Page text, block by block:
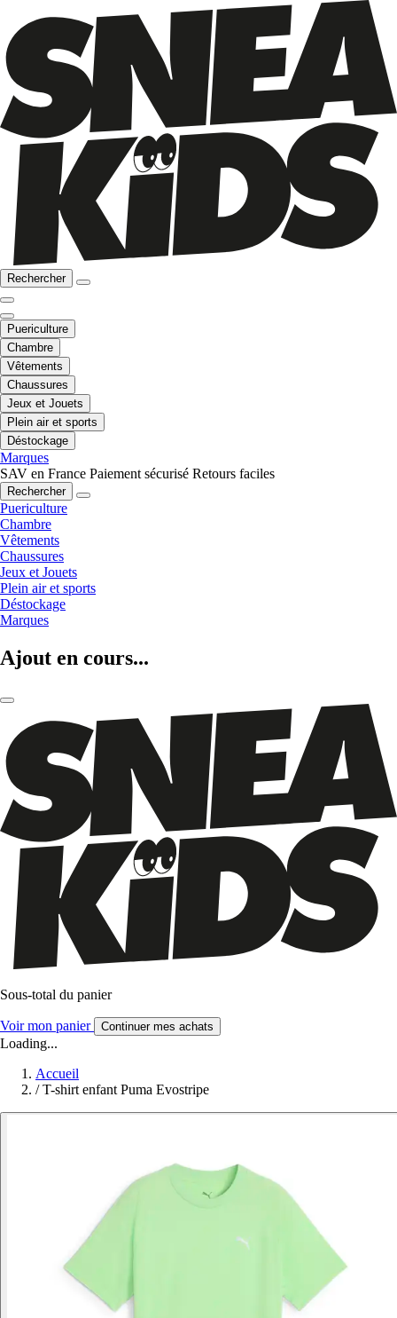
Rechercher
Puericulture
Chambre
Vêtements
Chaussures
Jeux et Jouets
Plein air et sports
Déstockage
Marques
SAV en France Paiement sécurisé Retours faciles
Rechercher
Puericulture
Chambre
Vêtements
Chaussures
Jeux et Jouets
Plein air et sports
Déstockage
Marques
Ajout en cours...
Sous-total du panier
Voir mon panier Continuer mes achats
Loading...
Accueil
/ T-shirt enfant Puma Evostripe